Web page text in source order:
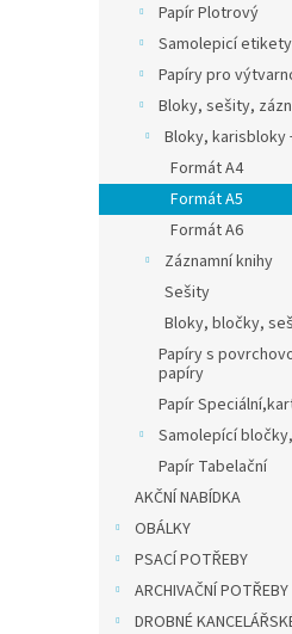
Papír Plotrový
Samolepicí etikety
Papíry pro
Bloky, sešity,
Bloky, karisbloky
Formát A4
Formát A5
Formát A6
Záznamní knihy
Sešity
Bloky, bločky,
Papíry s
papíry
Papír
Samolepící
Papír Tabelační
AKČNÍ NABÍDKA
OBÁLKY
PSACÍ POTŘEBY
ARCHIVAČNÍ POTŘEBY
DROBNÉ